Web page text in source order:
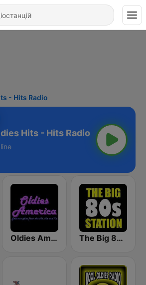
- Hits Radio
Hits - Hits Radio
Oldies America The Big 80s Station